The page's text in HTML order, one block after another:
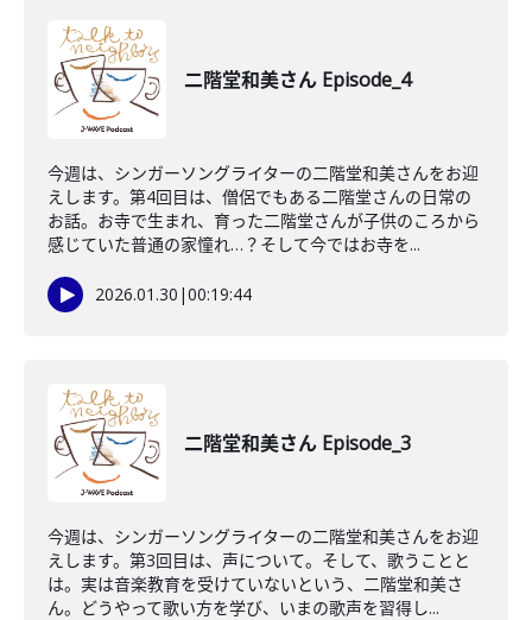
二階堂和美さん Episode_4
今週は、シンガーソングライターの二階堂和美さんをお迎
えします。第4回目は、僧侶でもある二階堂さんの日常の
お話。お寺で生まれ、育った二階堂さんが子供のころから
感じていた普通の家憧れ…？そして今ではお寺を...
2026.01.30 |00:19:44
二階堂和美さん Episode_3
今週は、シンガーソングライターの二階堂和美さんをお迎
えします。第3回目は、声について。そして、歌うことと
は。実は音楽教育を受けていないという、二階堂和美さ
ん。どうやって歌い方を学び、いまの歌声を習得し...